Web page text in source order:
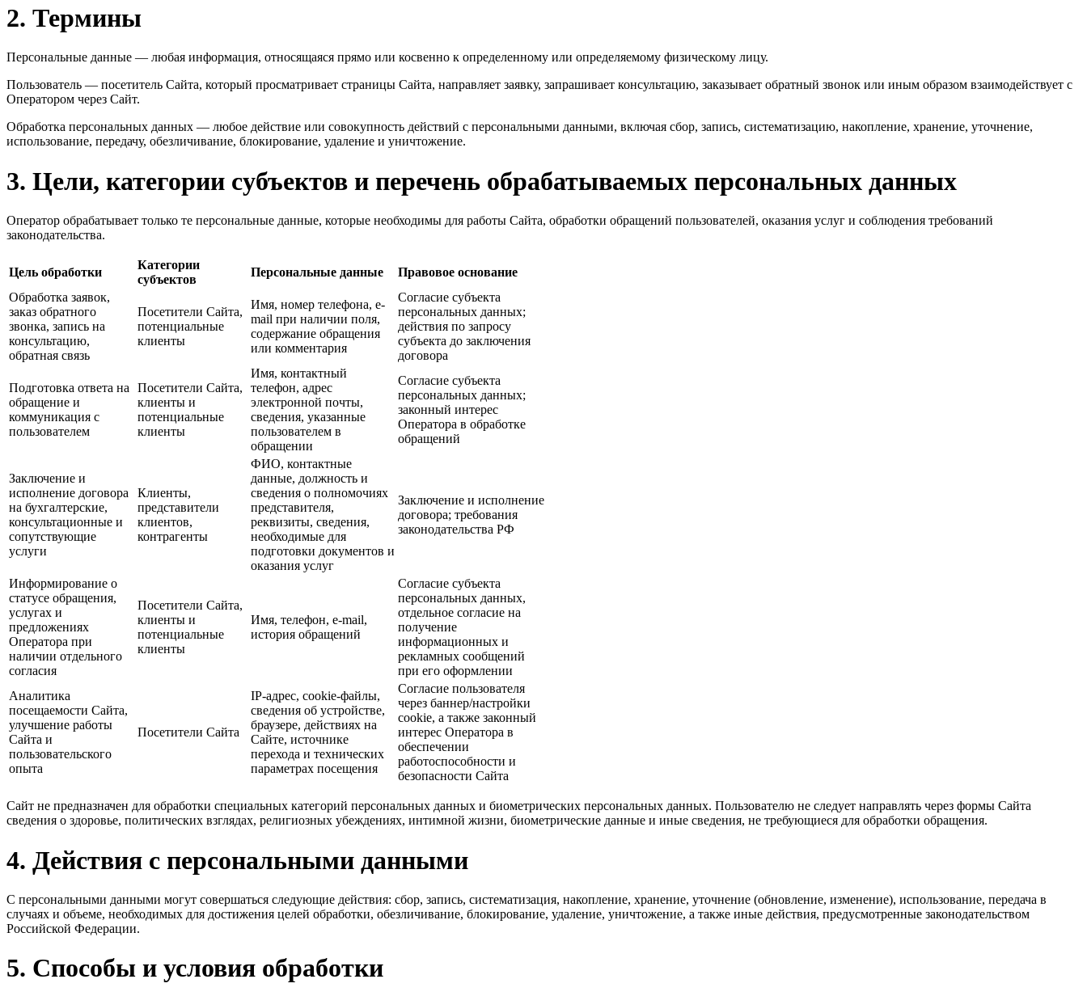
2. Термины
Персональные данные — любая информация, относящаяся прямо или косвенно к определенному или определяемому физическому лицу.
Пользователь — посетитель Сайта, который просматривает страницы Сайта, направляет заявку, запрашивает консультацию, заказывает обратный звонок или иным образом взаимодействует с
Оператором через Сайт.
Обработка персональных данных — любое действие или совокупность действий с персональными данными, включая сбор, запись, систематизацию, накопление, хранение, уточнение,
использование, передачу, обезличивание, блокирование, удаление и уничтожение.
3. Цели, категории субъектов и перечень обрабатываемых персональных данных
Оператор обрабатывает только те персональные данные, которые необходимы для работы Сайта, обработки обращений пользователей, оказания услуг и соблюдения требований
законодательства.
Цель обработки
Категории
субъектов
Персональные данные
Правовое основание
Обработка заявок,
заказ обратного
звонка, запись на
консультацию,
обратная связь
Посетители Сайта,
потенциальные
клиенты
Имя, номер телефона, e-
mail при наличии поля,
содержание обращения
или комментария
Согласие субъекта
персональных данных;
действия по запросу
субъекта до заключения
договора
Подготовка ответа на
обращение и
коммуникация с
пользователем
Посетители Сайта,
клиенты и
потенциальные
клиенты
Имя, контактный
телефон, адрес
электронной почты,
сведения, указанные
пользователем в
обращении
Согласие субъекта
персональных данных;
законный интерес
Оператора в обработке
обращений
Заключение и
исполнение договора
на бухгалтерские,
консультационные и
сопутствующие
услуги
Клиенты,
представители
клиентов,
контрагенты
ФИО, контактные
данные, должность и
сведения о полномочиях
представителя,
реквизиты, сведения,
необходимые для
подготовки документов и
оказания услуг
Заключение и исполнение
договора; требования
законодательства РФ
Информирование о
статусе обращения,
услугах и
предложениях
Оператора при
наличии отдельного
согласия
Посетители Сайта,
клиенты и
потенциальные
клиенты
Имя, телефон, e-mail,
история обращений
Согласие субъекта
персональных данных,
отдельное согласие на
получение
информационных и
рекламных сообщений
при его оформлении
Аналитика
посещаемости Сайта,
улучшение работы
Сайта и
пользовательского
опыта
Посетители Сайта
IP-адрес, cookie-файлы,
сведения об устройстве,
браузере, действиях на
Сайте, источнике
перехода и технических
параметрах посещения
Согласие пользователя
через баннер/настройки
cookie, а также законный
интерес Оператора в
обеспечении
работоспособности и
безопасности Сайта
Сайт не предназначен для обработки специальных категорий персональных данных и биометрических персональных данных. Пользователю не следует направлять через формы Сайта
сведения о здоровье, политических взглядах, религиозных убеждениях, интимной жизни, биометрические данные и иные сведения, не требующиеся для обработки обращения.
4. Действия с персональными данными
С персональными данными могут совершаться следующие действия: сбор, запись, систематизация, накопление, хранение, уточнение (обновление, изменение), использование, передача в
случаях и объеме, необходимых для достижения целей обработки, обезличивание, блокирование, удаление, уничтожение, а также иные действия, предусмотренные законодательством
Российской Федерации.
5. Способы и условия обработки